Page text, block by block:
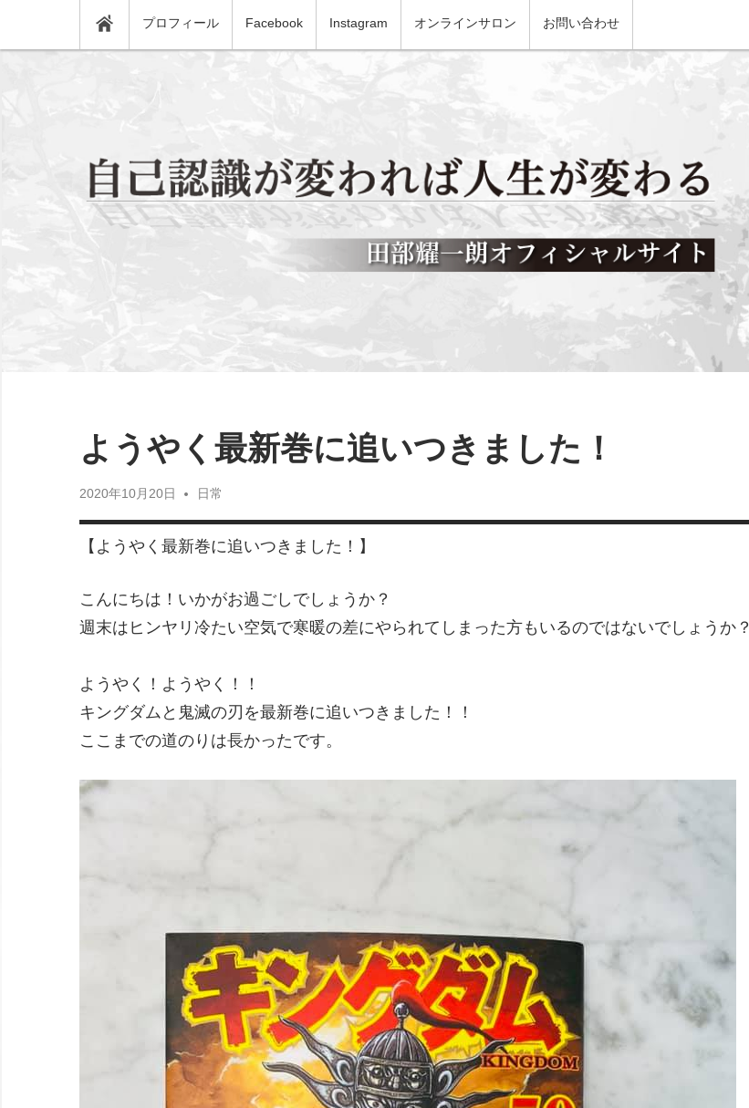
プロフィール Facebook Instagram オンラインサロン お問い合わせ
ツ
へ
部
耀
朗
オ
フ
ィ
シ
ャ
ル
イ
NLP
ー
チ
ようやく最新巻に追いつきました！
2020年10月20日 日常
【ようやく最新巻に追いつきました！】
こんにちは！いかがお過ごしでしょうか？
週末はヒンヤリ冷たい空気で寒暖の差にやられてしまった方もいるのではないでしょうか？
ようやく！ようやく！！
キングダムと鬼滅の刃を最新巻に追いつきました！！
ここまでの道のりは長かったです。